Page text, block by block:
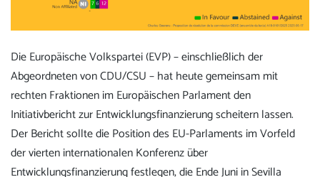
Die Europäische Volkspartei (EVP) – einschließlich der
Abgeordneten von CDU/CSU – hat heute gemeinsam mit
rechten Fraktionen im Europäischen Parlament den
Initiativbericht zur Entwicklungsfinanzierung scheitern lassen.
Der Bericht sollte die Position des EU-Parlaments im Vorfeld
der vierten internationalen Konferenz über
Entwicklungsfinanzierung festlegen, die Ende Juni in Sevilla